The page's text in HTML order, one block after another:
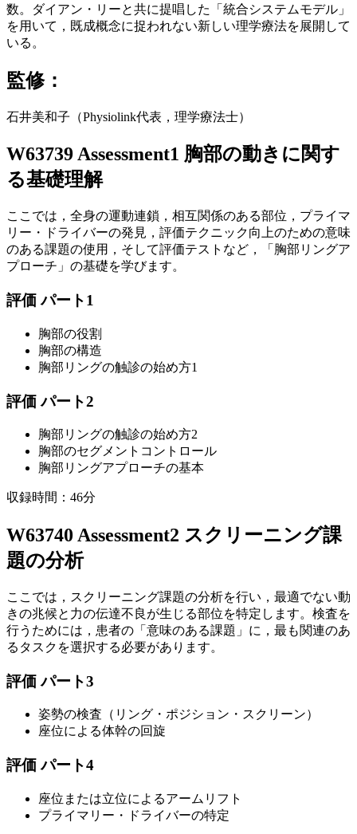
数。ダイアン・リーと共に提唱した「統合システムモデル」
を用いて，既成概念に捉われない新しい理学療法を展開して
いる。
監修：
石井美和子（Physiolink代表，理学療法士）
W63739 Assessment1 胸部の動きに関す
る基礎理解
ここでは，全身の運動連鎖，相互関係のある部位，プライマ
リー・ドライバーの発見，評価テクニック向上のための意味
のある課題の使用，そして評価テストなど，「胸部リングア
プローチ」の基礎を学びます。
評価 パート1
胸部の役割
胸部の構造
胸部リングの触診の始め方1
評価 パート2
胸部リングの触診の始め方2
胸部のセグメントコントロール
胸部リングアプローチの基本
収録時間：46分
W63740 Assessment2 スクリーニング課
題の分析
ここでは，スクリーニング課題の分析を行い，最適でない動
きの兆候と力の伝達不良が生じる部位を特定します。検査を
行うためには，患者の「意味のある課題」に，最も関連のあ
るタスクを選択する必要があります。
評価 パート3
姿勢の検査（リング・ポジション・スクリーン）
座位による体幹の回旋
評価 パート4
座位または立位によるアームリフト
プライマリー・ドライバーの特定